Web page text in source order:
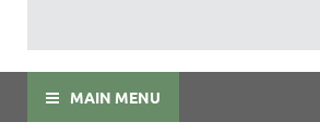
MAIN MENU